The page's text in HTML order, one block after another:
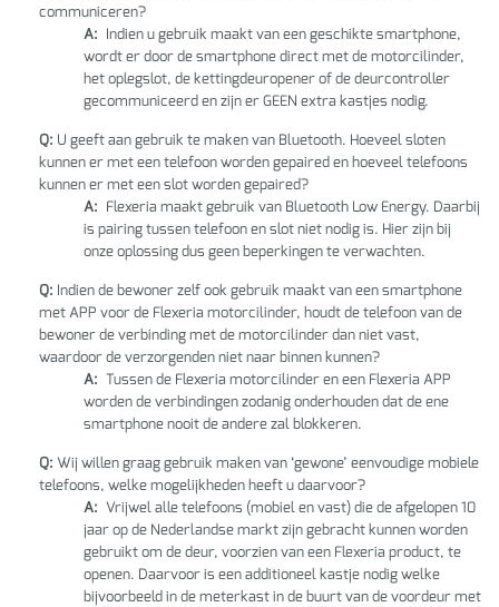
communiceren?
A: Indien u gebruik maakt van een geschikte smartphone,
wordt er door de smartphone direct met de motorcilinder,
het oplegslot, de kettingdeuropener of de deurcontroller
gecommuniceerd en zijn er GEEN extra kastjes nodig.
Q: U geeft aan gebruik te maken van Bluetooth. Hoeveel sloten
kunnen er met een telefoon worden gepaired en hoeveel telefoons
kunnen er met een slot worden gepaired?
A: Flexeria maakt gebruik van Bluetooth Low Energy. Daarbij
is pairing tussen telefoon en slot niet nodig is. Hier zijn bij
onze oplossing dus geen beperkingen te verwachten.
Q: Indien de bewoner zelf ook gebruik maakt van een smartphone
met APP voor de Flexeria motorcilinder, houdt de telefoon van de
bewoner de verbinding met de motorcilinder dan niet vast,
waardoor de verzorgenden niet naar binnen kunnen?
A: Tussen de Flexeria motorcilinder en een Flexeria APP
worden de verbindingen zodanig onderhouden dat de ene
smartphone nooit de andere zal blokkeren.
Q: Wij willen graag gebruik maken van ‘gewone’ eenvoudige mobiele
telefoons, welke mogelijkheden heeft u daarvoor?
A: Vrijwel alle telefoons (mobiel en vast) die de afgelopen 10
jaar op de Nederlandse markt zijn gebracht kunnen worden
gebruikt om de deur, voorzien van een Flexeria product, te
openen. Daarvoor is een additioneel kastje nodig welke
bijvoorbeeld in de meterkast in de buurt van de voordeur met